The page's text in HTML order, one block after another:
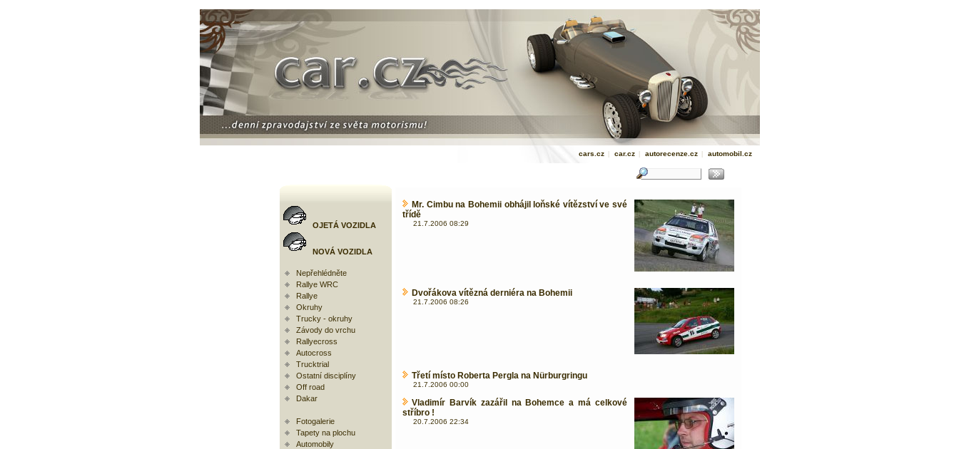
cars.cz | car.cz | autorecenze.cz | automobil.cz
OJETÁ VOZIDLA
NOVÁ VOZIDLA
Nepřehlédněte
Rallye WRC
Rallye
Okruhy
Trucky - okruhy
Závody do vrchu
Rallyecross
Autocross
Trucktrial
Ostatní disciplíny
Off road
Dakar
Fotogalerie
Tapety na plochu
Automobily
Mr. Cimbu na Bohemii obhájil loňské vítězství ve své
třídě
21.7.2006 08:29
Dvořákova vítězná derniéra na Bohemii
21.7.2006 08:26
Třetí místo Roberta Pergla na Nürburgringu
21.7.2006 00:00
Vladimír Barvík zazářil na Bohemce a má celkové
stříbro !
20.7.2006 22:34